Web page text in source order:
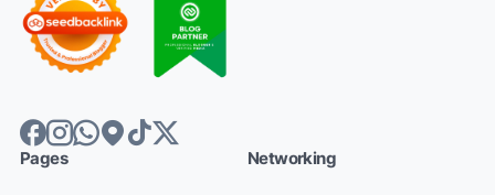
Pages Networking